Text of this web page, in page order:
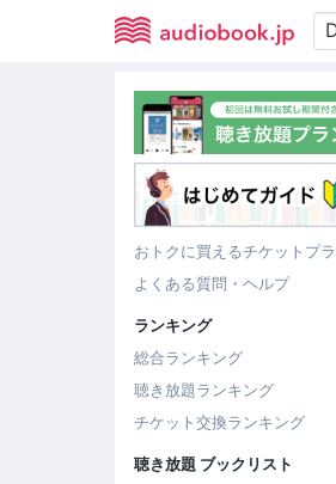
おトクに買えるチケットプ
よくある質問・ヘルプ
ランキング
総合ランキング
聴き放題ランキング
チケット交換ランキング
聴き放題 ブックリスト